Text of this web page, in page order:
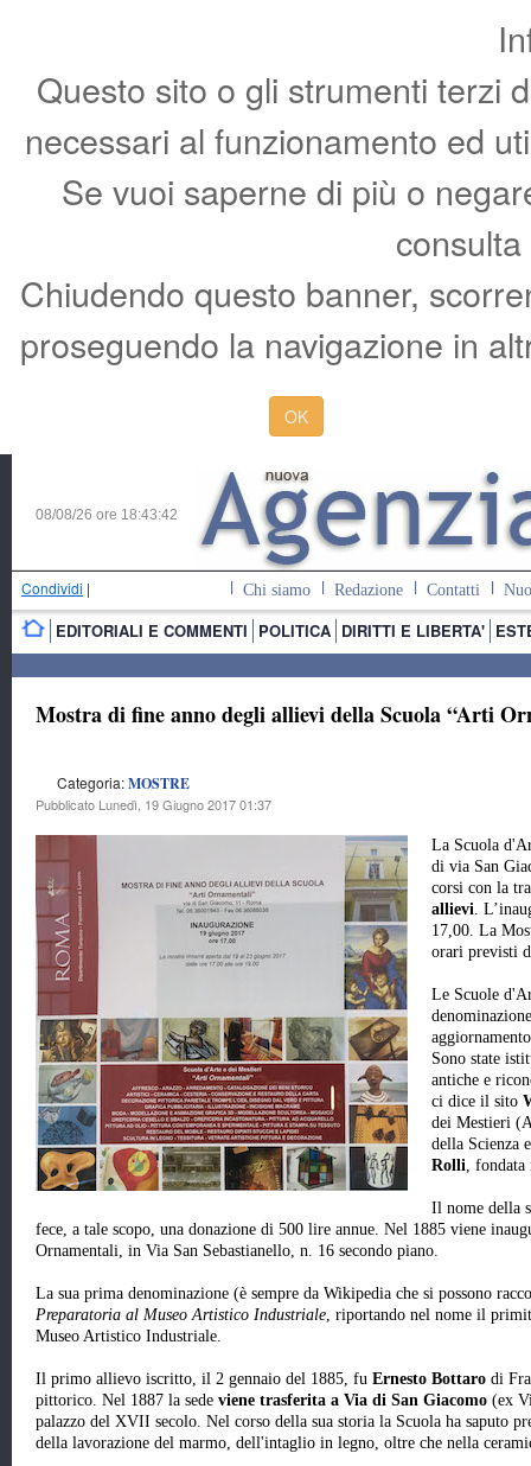
Questo sito o gli strumenti terzi
necessari al funzionamento ed
Se vuoi saperne di più o
Chiudendo questo banner,
proseguendo la navigazione in
OK
08/08/26 ore 18:43:43
Condividi | Chi siamo Redazione Contatti
EDITORIALI E COMMENTI POLITICA DIRITTI E LIBERTA'
Mostra di fine anno degli allievi della Scuola “Arti
Categoria:MOSTRE
Pubblicato Lunedì, 19 Giugno 2017 01:37
La Scuola
di via San
corsi con la
allievi.
17,00. La
orari previsti
Le Scuole
Sono state
antiche e
ci dice il sito
dei Mestieri
della Scienza
Rolli, fondata
Il nome della
fece, a tale scopo, una donazione di 500 lire annue. Nel 1885 viene
Ornamentali, in Via San Sebastianello, n. 16 secondo piano.
La sua prima denominazione (è sempre da Wikipedia che si possono
Preparatoria al Museo Artistico Industriale, riportando nel nome il
Museo Artistico Industriale.
Il primo allievo iscritto, il 2 gennaio del 1885, fu Ernesto Bottaro di
pittorico. Nel 1887 la sede viene trasferita a Via di San Giacomo (ex
palazzo del XVII secolo. Nel corso della sua storia la Scuola ha saputo
della lavorazione del marmo, dell'intaglio in legno, oltre che nella